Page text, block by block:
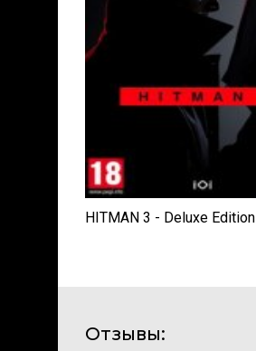
HITMAN 3 - Deluxe Edition
Отзывы: